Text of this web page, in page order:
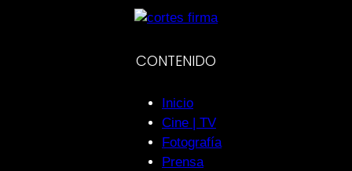
CONTENIDO
Inicio
Cine | TV
Fotografía
Prensa